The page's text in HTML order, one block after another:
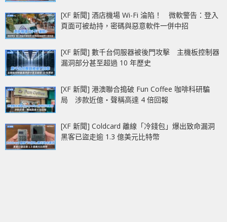
[XF 新聞] 酒店機場 Wi-Fi 淪陷！ 微軟警告：登入
頁面可被劫持，密碼與惡意軟件一併中招
[XF 新聞] 數千台伺服器被後門攻擊 主機板控制器
漏洞部分甚至超過 10 年歷史
[XF 新聞] 港澳聯合搗破 Fun Coffee 咖啡科研騙
局 涉款近億‧聲稱高達 4 倍回報
[XF 新聞] Coldcard 離線「冷錢包」爆出致命漏洞
黑客已盜走逾 1.3 億美元比特幣